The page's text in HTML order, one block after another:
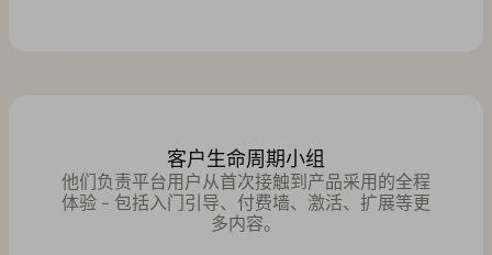
客户生命周期小组
他们负责平台用户从首次接触到产品采用的全程
体验 – 包括入门引导、付费墙、激活、扩展等更
多内容。